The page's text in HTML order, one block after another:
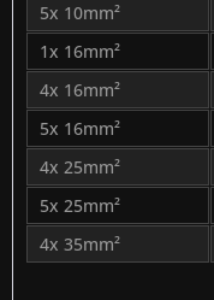
5x 10mm²
1x 16mm²
4x 16mm²
5x 16mm²
4x 25mm²
5x 25mm²
4x 35mm²